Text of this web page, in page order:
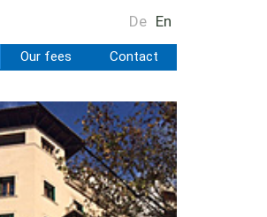
De En
Our fees Contact